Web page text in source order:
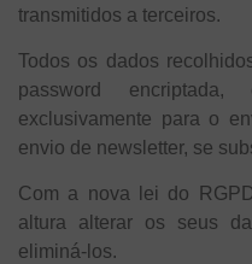
transmitidos a terceiros.
Todos os dados
password
exclusivamente para o
envio de newsletter, se
Com a nova lei do
altura alterar os seus
eliminá-los.